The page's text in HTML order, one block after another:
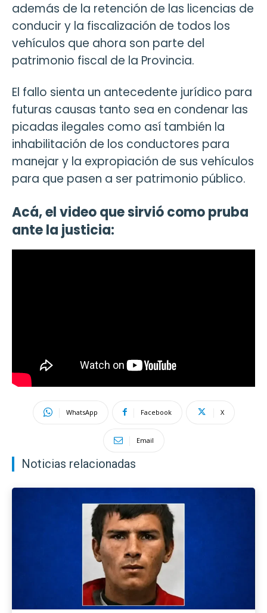
además de la retención de las licencias de
conducir y la fiscalización de todos los
vehículos que ahora son parte del
patrimonio fiscal de la Provincia.
El fallo sienta un antecedente jurídico para
futuras causas tanto sea en condenar las
picadas ilegales como así también la
inhabilitación de los conductores para
manejar y la expropiación de sus vehículos
para que pasen a ser patrimonio público.
Acá, el video que sirvió como pruba
ante la justicia:
WhatsApp Facebook X
Email
Noticias relacionadas